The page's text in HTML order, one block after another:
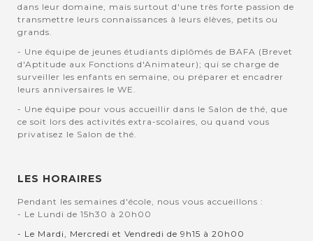
dans leur domaine, mais surtout d'une très forte passion de
transmettre leurs connaissances à leurs élèves, petits ou
grands.
- Une équipe de jeunes étudiants diplômés de BAFA (Brevet
d'Aptitude aux Fonctions d'Animateur); qui se charge de
surveiller les enfants en semaine, ou préparer et encadrer
leurs anniversaires le WE.
- Une équipe pour vous accueillir dans le Salon de thé, que
ce soit lors des activités extra-scolaires, ou quand vous
privatisez le Salon de thé.
LES HORAIRES
Pendant les semaines d'école, nous vous accueillons :
- Le Lundi de 15h30 à 20h00
- Le Mardi, Mercredi et Vendredi de 9h15 à 20h00